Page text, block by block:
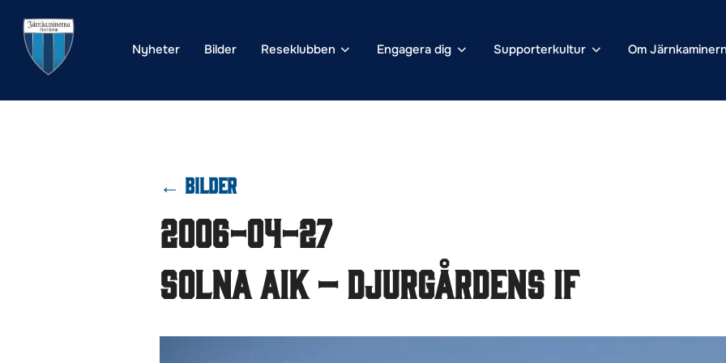
innehåll
Nyheter Bilder Reseklubben Engagera dig Supporterkultur Om
← BILDER
2006-04-27
Solna AIK – Djurgårdens IF